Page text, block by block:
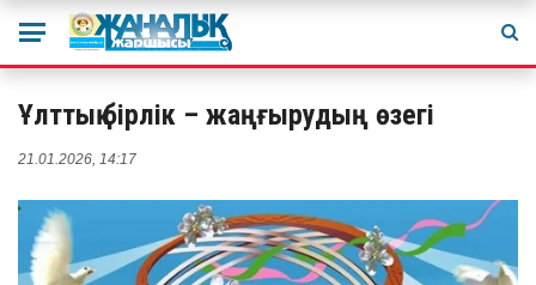
Ұлттық бірлік – жаңғырудың өзегі
21.01.2026, 14:17